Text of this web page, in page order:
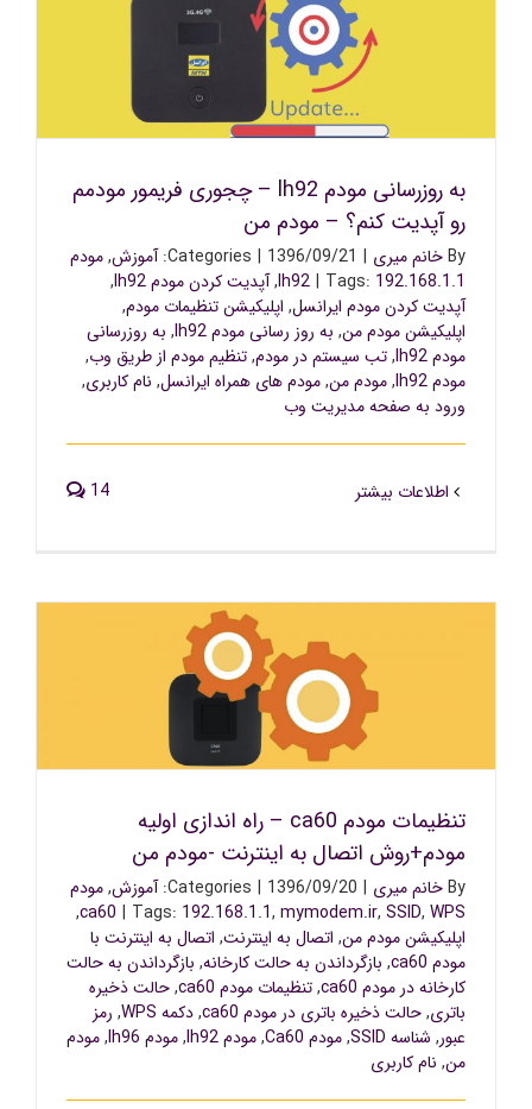
به روزرسانی مودم lh92 – چجوری فریمور مودمم رو آپدیت
کنم؟ – مودم من
به روزرسانی مودم lh92 – چجوری فریمور مودمم
رو آپدیت کنم؟ – مودم من
Byخانم میری |
1396/09/21
|
Categories: آموزش,مودم
lh92 | Tags: 192.168.1.1
,آپدیت کردن مودم lh92
,
آپدیت کردن مودم ایرانسل, اپلیکیشن تنظیمات مودم,
اپلیکیشن مودم من, به روز رسانی مودم lh92 , به روزرسانی
مودم lh92
,تب سیستم در مودم,تنظیم مودم از طریق وب,
مودم lh92
,مودم من,مودم های همراه ایرانسل, نام کاربری,
ورود به صفحه مدیریت وب
اطلاعات بیشتر 14
تنظیمات مودم ca60 – راه اندازی اولیه مودم+روش اتصال به
اینترنت -مودم من
تنظیمات مودم ca60 – راه اندازی اولیه
مودم+روش اتصال به اینترنت -مودم من
Byخانم میری |
1396/09/20
|
Categories: آموزش,مودم
ca60 | Tags: 192.168.1.1, mymodem.ir, SSID, WPS
,
اپلیکیشن مودم من, اتصال به اینترنت, اتصال به اینترنت با
مودم ca60
, بازگرداندن به حالت کارخانه, بازگرداندن به حالت
کارخانه در مودم ca60
,تنظیمات مودم ca60 ,حالت ذخیره
باتری,حالت ذخیره باتری در مودم ca60 ,دکمه WPS , رمز
عبور, شناسه SSID ,مودم Ca60 ,مودم lh92 ,مودم lh96 ,مودم
من, نام کاربری